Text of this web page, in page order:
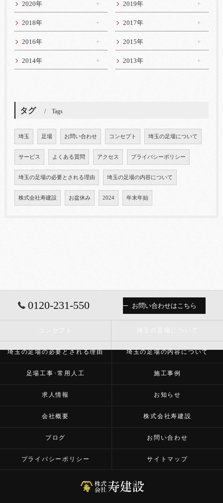
2020年 2019年
2018年 2017年
2016年 2015年
2014年 2013年
タグ Tags
埼玉 足場 お問い合わせ コンセプト 埼玉の足場について
サービス よくある質問 アクセス プライバシーポリシー
埼玉の足場の必要とされる理由 埼玉の足場の内容について
株式会社寿建設 お盆休み 2024 年末年始
0120-231-550 お問い合わせはこちら
埼玉の足場の必要とされる理由 埼玉の足場の内容について
足場工事･常用人工 施工事例
求人情報 お知らせ
会社概要 株式会社寿建設
ブログ お問い合わせ
プライバシーポリシー サイトマップ